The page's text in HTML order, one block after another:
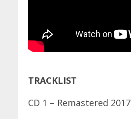
TRACKLIST
CD 1 – Remastered 2017